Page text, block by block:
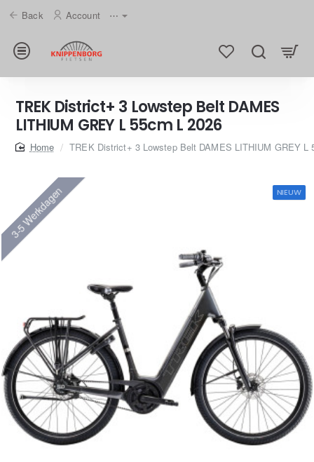
Back Account ⋯
TREK District+ 3 Lowstep Belt DAMES
LITHIUM GREY L 55cm L 2026
homeTREK District+ 3 Lowstep Belt DAMES LITHIUM GREY L
NIEUW
3-5 Werkdagen